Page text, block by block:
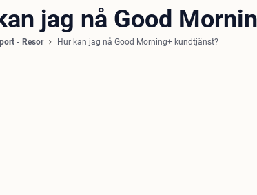
jag nå Good
- Resor Hur kan jag nå Good Morning+ kundtjänst?